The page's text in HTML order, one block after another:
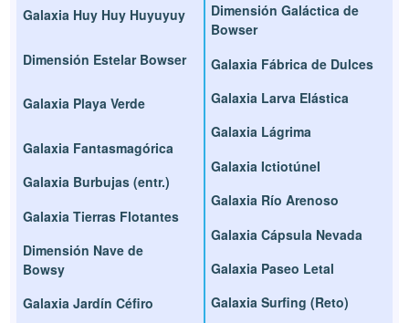
Galaxia Huy Huy Huyuyuy
Dimensión Estelar Bowser
Galaxia Playa Verde
Galaxia Fantasmagórica
Galaxia Burbujas (entr.)
Galaxia Tierras Flotantes
Dimensión Nave de
Bowsy
Galaxia Jardín Céfiro
Dimensión Galáctica de
Bowser
Galaxia Fábrica de Dulces
Galaxia Larva Elástica
Galaxia Lágrima
Galaxia Ictiotúnel
Galaxia Río Arenoso
Galaxia Cápsula Nevada
Galaxia Paseo Letal
Galaxia Surfing (Reto)